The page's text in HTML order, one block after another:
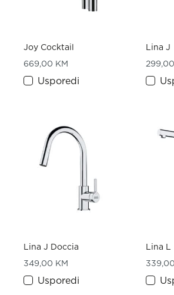
Joy Cocktail
669,00 KM
Usporedi
Lina J
299,00
Lina J Doccia
349,00 KM
Usporedi
Lina L
339,00